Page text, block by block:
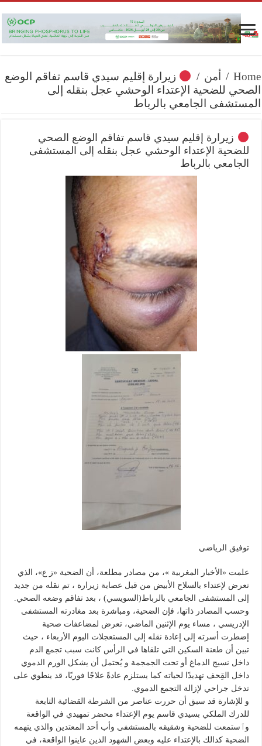
Home
/ أمن /
زيرارة إقليم سيدي قاسم تفاقم الوضع
الصحي للضحية الإعتداء الوحشي عجل بنقله إلى
المستشفى الجامعي بالرباط
زيرارة إقليم سيدي قاسم تفاقم الوضع الصحي
للضحية الإعتداء الوحشي عجل بنقله إلى المستشفى
الجامعي بالرباط
توفيق الرياضي
علمت «الأخبار المغربية »، من مصادر مطلعة، أن الضحية «ز ع»، الذي
تعرض لإعتداء بالسلاح الأبيض من قبل عصابة زيرارة ، تم نقله من جديد
إلى المستشفى الجامعي بالرباط(السويسي) ، بعد تفاقم وضعه الصحي.
وحسب المصادر ذاتها، فإن الضحية، ومباشرة بعد مغادرته المستشفى
الإدريسي ، مساء يوم الإثنين الماضي، تعرض لمضاعفات صحية
إضطرت أسرته إلى إعادة نقله إلى المستعجلات اليوم الأربعاء ، حيث
تبين أن طعنة السكين التي تلقاها في الرأس كانت سبب تجمع الدم
داخل نسيج الدماغ أو تحت الجمجمة و يُحتمل أن يشكل الورم الدموي
داخل القِحف تهديدًا لحياته كما يستلزم عادةً علاجًا فوريًا، قد ينطوي على
تدخل جراحي لإزالة التجمع الدموي.
و للإشارة قد سبق أن حررت عناصر من الشرطة القضائية التابعة
للدرك الملكي بسيدي قاسم يوم الإعتداء محضر تمهيدي في الواقعة
وٱستمعت للضحية وشقيقه بالمستشفى وأب أحد المعتدين والذي يتهمه
الضحية كذالك بالإعتداء عليه وبعض الشهود الذين عاينوا الواقعة، في